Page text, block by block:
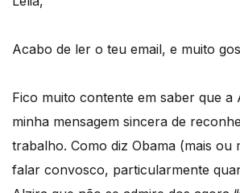
Acabo de ler o teu email, e muito
Fico muito contente em saber que a
minha mensagem sincera de
trabalho. Como diz Obama (mais ou
falar convosco, particularmente